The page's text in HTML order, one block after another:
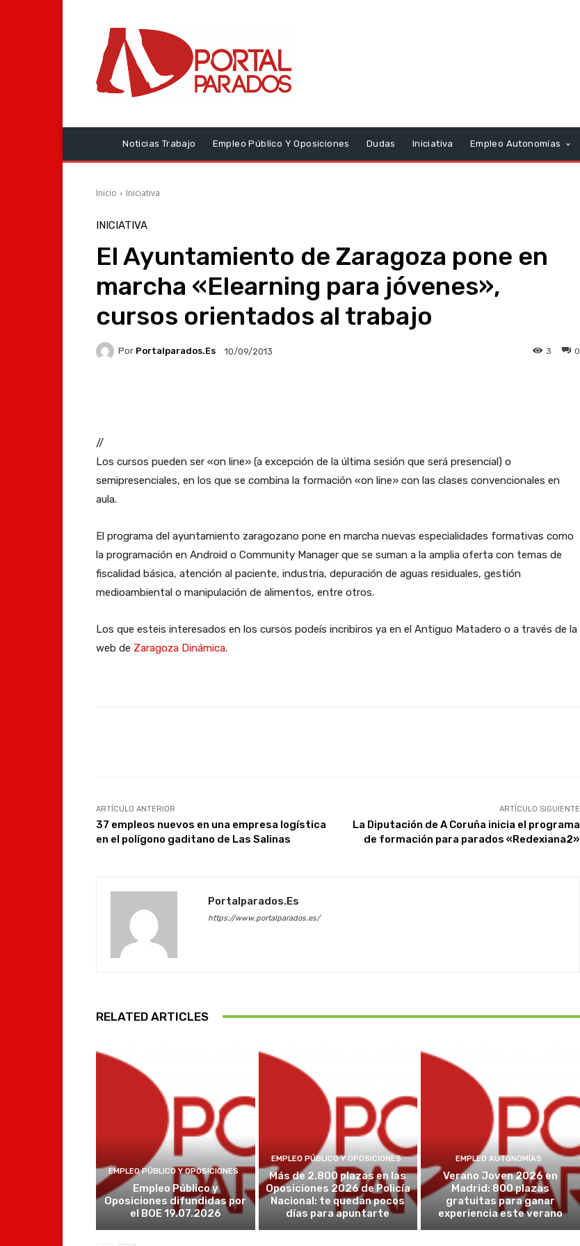
Noticias Trabajo Empleo Público Y Oposiciones Dudas Iniciativa Empleo Autonomías
Inicio Iniciativa
INICIATIVA
El Ayuntamiento de Zaragoza pone en
marcha «Elearning para jóvenes»,
cursos orientados al trabajo
Por Portalparados.es 10/09/2013 0
3
//
Los cursos pueden ser «on line» (a excepción de la última sesión que será presencial) o
semipresenciales, en los que se combina la formación «on line» con las clases convencionales en
aula.
El programa del ayuntamiento zaragozano pone en marcha nuevas especialidades formativas como
la programación en Android o Community Manager que se suman a la amplia oferta con temas de
fiscalidad básica, atención al paciente, industria, depuración de aguas residuales, gestión
medioambiental o manipulación de alimentos, entre otros.
Los que esteis interesados en los cursos podeís incribiros ya en el Antiguo Matadero o a través de la
web de Zaragoza Dinámica.
ARTÍCULO ANTERIOR
37 empleos nuevos en una empresa logística
en el polígono gaditano de Las Salinas
ARTÍCULO SIGUIENTE
La Diputación de A Coruña inicia el programa
de formación para parados «Redexiana2»
Portalparados.es
https://www.portalparados.es/
RELATED ARTICLES
EMPLEO PÚBLICO Y OPOSICIONES
Empleo Público y
Oposiciones difundidas por
el BOE 19.07.2026
EMPLEO PÚBLICO Y OPOSICIONES
Más de 2.800 plazas en las
Oposiciones 2026 de Policía
Nacional: te quedan pocos
días para apuntarte
EMPLEO AUTONOMÍAS
Verano Joven 2026 en
Madrid: 800 plazas
gratuitas para ganar
experiencia este verano